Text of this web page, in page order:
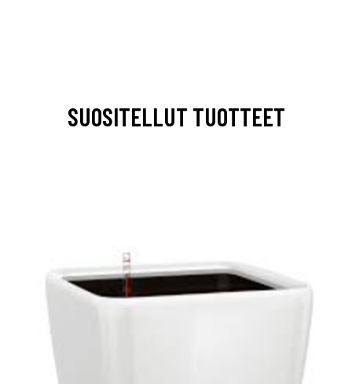
SUOSITELLUT TUOTTEET